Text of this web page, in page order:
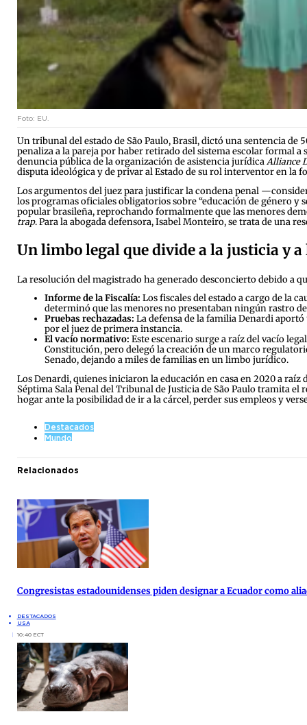
Foto: EU.
Un tribunal del estado de São Paulo, Brasil, dictó una sentencia
penaliza a la pareja por haber retirado del sistema escolar formal a
denuncia pública de la organización de asistencia jurídica Alliance
disputa ideológica y de privar al Estado de su rol interventor en la
Los argumentos del juez para justificar la condena penal
los programas oficiales obligatorios sobre “educación de género y
popular brasileña, reprochando formalmente que las menores
trap. Para la abogada defensora, Isabel Monteiro, se trata de una
Un limbo legal que divide a la justicia y
La resolución del magistrado ha generado desconcierto debido a
Informe de la Fiscalía: Los fiscales del estado a cargo de la
determinó que las menores no presentaban ningún rastro
Pruebas rechazadas: La defensa de la familia Denardi
por el juez de primera instancia.
El vacío normativo: Este escenario surge a raíz del vacío
Constitución, pero delegó la creación de un marco
Senado, dejando a miles de familias en un limbo jurídico.
Los Denardi, quienes iniciaron la educación en casa en 2020 a
Séptima Sala Penal del Tribunal de Justicia de São Paulo tramita
hogar ante la posibilidad de ir a la cárcel, perder sus empleos y
Destacados
Mundo
Relacionados
Congresistas estadounidenses piden designar a Ecuador como
DESTACADOS
USA
10:40 ECT